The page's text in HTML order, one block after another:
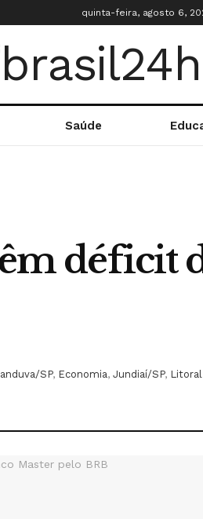
quinta-feira, agosto 6,
Saúde
déficit
SP, Economia, Jundiaí/SP,